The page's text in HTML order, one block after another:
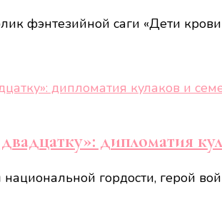
фэнтезийной саги «Дети
дипломатия
национальной гордости, герой